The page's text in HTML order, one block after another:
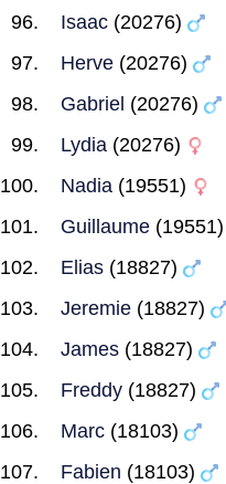
Isaac (20276)
Herve (20276)
Gabriel (20276)
Lydia (20276)
Nadia (19551)
Guillaume (19551)
Elias (18827)
Jeremie (18827)
James (18827)
Freddy (18827)
Marc (18103)
Fabien (18103)